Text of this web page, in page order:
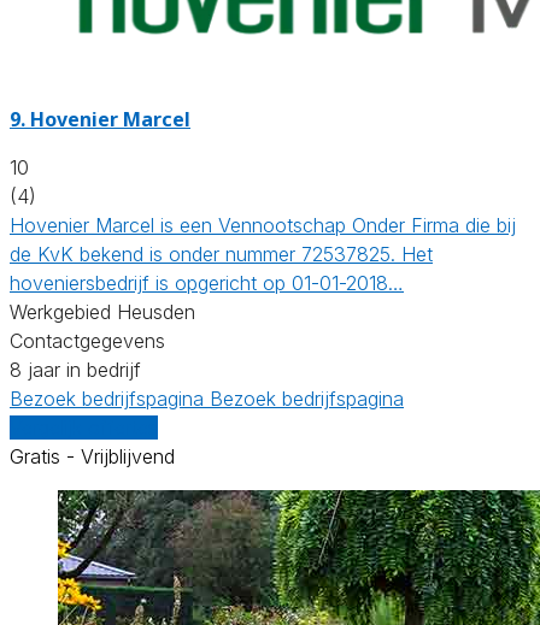
9. Hovenier Marcel
10
(4)
Hovenier Marcel is een Vennootschap Onder Firma die bij
de KvK bekend is onder nummer 72537825. Het
hoveniersbedrijf is opgericht op 01-01-2018…
Werkgebied Heusden
Contactgegevens
8 jaar in bedrijf
Bezoek bedrijfspagina Bezoek bedrijfspagina
Gratis - Vrijblijvend